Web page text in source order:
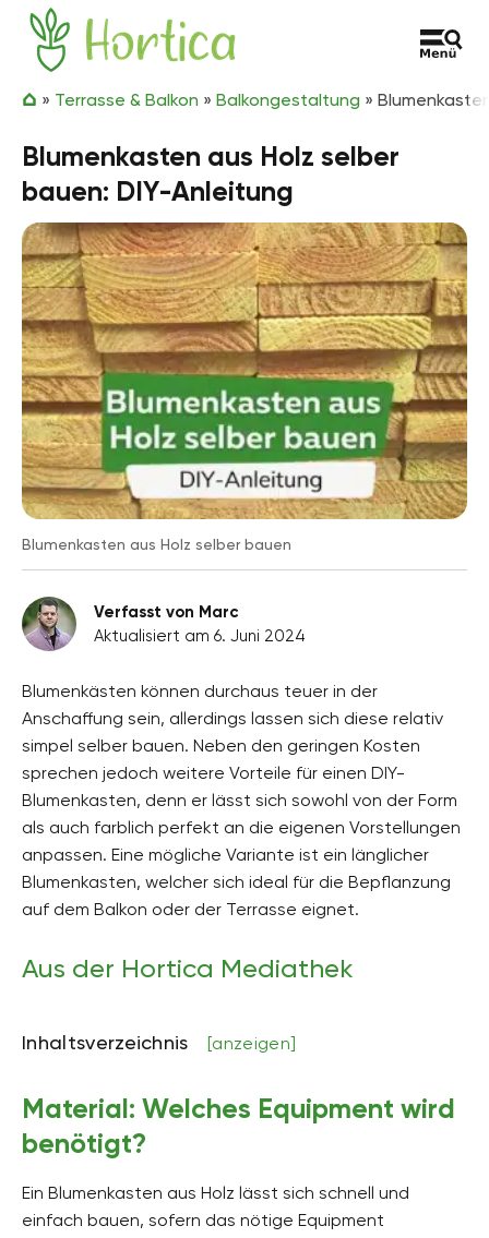
Zum Inhalt springen
Hortica
» Terrasse & Balkon » Balkongestaltung »
Blumenkasten aus Holz selber
bauen: DIY-Anleitung
Blumenkasten aus Holz selber bauen
Verfasst von Marc
Aktualisiert am 6. Juni 2024
Blumenkästen können durchaus teuer in der
Anschaffung sein, allerdings lassen sich diese relativ
simpel selber bauen. Neben den geringen Kosten
sprechen jedoch weitere Vorteile für einen DIY-
Blumenkasten, denn er lässt sich sowohl von der Form
als auch farblich perfekt an die eigenen Vorstellungen
anpassen. Eine mögliche Variante ist ein länglicher
Blumenkasten, welcher sich ideal für die Bepflanzung
auf dem Balkon oder der Terrasse eignet.
Aus der Hortica Mediathek
Inhaltsverzeichnis [anzeigen]
Material: Welches Equipment wird
benötigt?
Ein Blumenkasten aus Holz lässt sich schnell und
einfach bauen, sofern das nötige Equipment